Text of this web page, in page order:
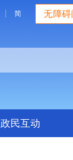
无障碍
简
政民互动